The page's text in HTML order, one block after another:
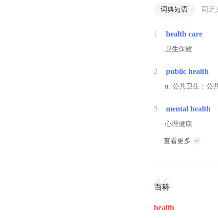
词典短语 同近
1 health care
卫生保健
2 public health
n. 公共卫生；公
3 mental health
心理健康
查看更多
百科
health